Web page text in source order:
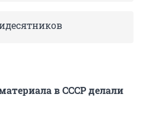
в СССР делали